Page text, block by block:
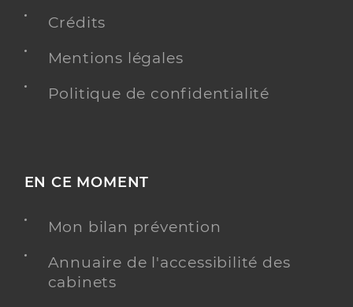
Crédits
Mentions légales
Politique de confidentialité
EN CE MOMENT
Mon bilan prévention
Annuaire de l'accessibilité des
cabinets